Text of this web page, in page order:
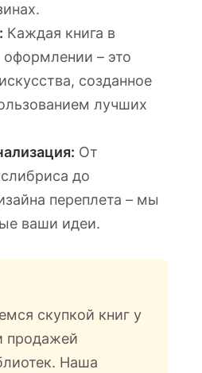
Каждая книга в
– это
созданное
лучших
От
до
переплета – мы
ваши идеи.
скупкой книг у
продажей
Наша